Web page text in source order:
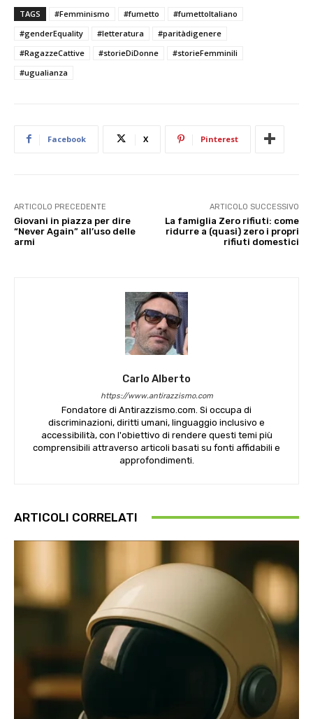
TAGS #Femminismo #fumetto
#fumettoItaliano
#genderEquality
#letteratura
#paritàdigenere
#RagazzeCattive
#storieDiDonne
#storieFemminili
#ugualianza
Facebook X Pinterest
ARTICOLO PRECEDENTE
Giovani in piazza per dire
“Never Again” all’uso delle
armi
ARTICOLO SUCCESSIVO
La famiglia Zero rifiuti: come
ridurre a (quasi) zero i propri
rifiuti domestici
Carlo Alberto
https://www.antirazzismo.com
Fondatore di Antirazzismo.com. Si occupa di
discriminazioni, diritti umani, linguaggio inclusivo e
accessibilità, con l'obiettivo di rendere questi temi più
comprensibili attraverso articoli basati su fonti affidabili e
approfondimenti.
ARTICOLI CORRELATI